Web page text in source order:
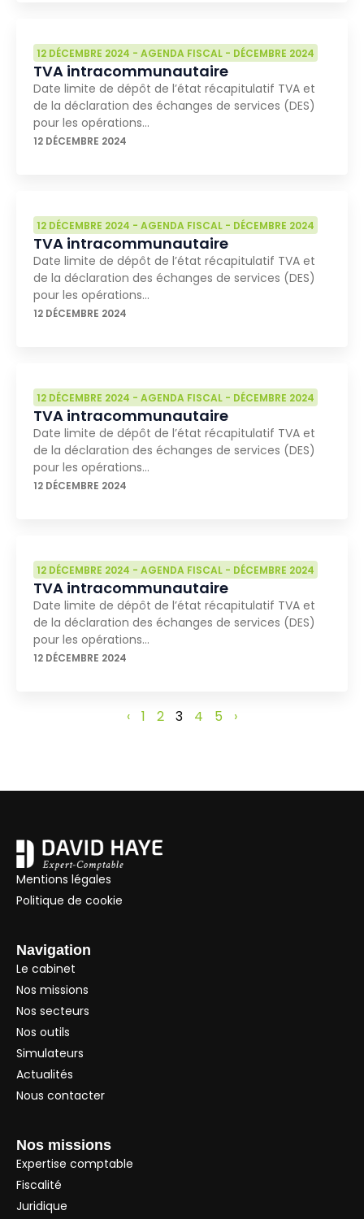
12 DÉCEMBRE 2024 - AGENDA FISCAL - DÉCEMBRE 2024
TVA intracommunautaire
Date limite de dépôt de l’état récapitulatif TVA et
de la déclaration des échanges de services (DES)
pour les opérations…
12 DÉCEMBRE 2024
12 DÉCEMBRE 2024 - AGENDA FISCAL - DÉCEMBRE 2024
TVA intracommunautaire
Date limite de dépôt de l’état récapitulatif TVA et
de la déclaration des échanges de services (DES)
pour les opérations…
12 DÉCEMBRE 2024
12 DÉCEMBRE 2024 - AGENDA FISCAL - DÉCEMBRE 2024
TVA intracommunautaire
Date limite de dépôt de l’état récapitulatif TVA et
de la déclaration des échanges de services (DES)
pour les opérations…
12 DÉCEMBRE 2024
12 DÉCEMBRE 2024 - AGENDA FISCAL - DÉCEMBRE 2024
TVA intracommunautaire
Date limite de dépôt de l’état récapitulatif TVA et
de la déclaration des échanges de services (DES)
pour les opérations…
12 DÉCEMBRE 2024
‹ 1 2 3 4 5 ›
Mentions légales
Politique de cookie
Navigation
Le cabinet
Nos missions
Nos secteurs
Nos outils
Simulateurs
Actualités
Nous contacter
Nos missions
Expertise comptable
Fiscalité
Juridique